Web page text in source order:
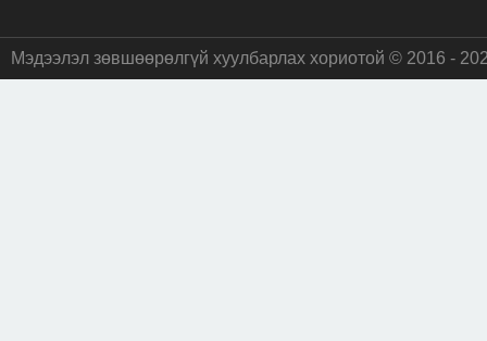
Мэдээлэл зөвшөөрөлгүй хуулбарлах хориотой © 2016 -